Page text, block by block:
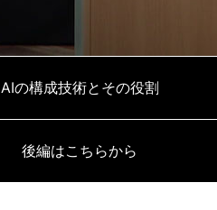
AIの構成技術とその役割
後編はこちらから